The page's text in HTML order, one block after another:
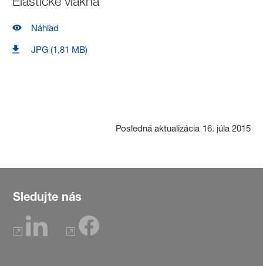
Náhľad
JPG (1,81 MB)
Posledná aktualizácia 16. júla 2015
Sledujte nás